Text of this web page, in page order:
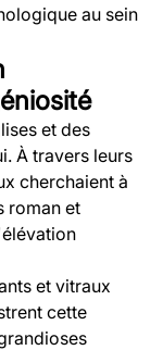
au sein
et des
À travers leurs
cherchaient à
roman et
et vitraux
cette